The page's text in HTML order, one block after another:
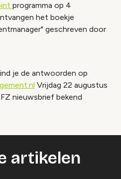
programma op 4
het boekje
geschreven door
je de antwoorden op
Vrijdag 22 augustus
nieuwsbrief bekend
artikelen